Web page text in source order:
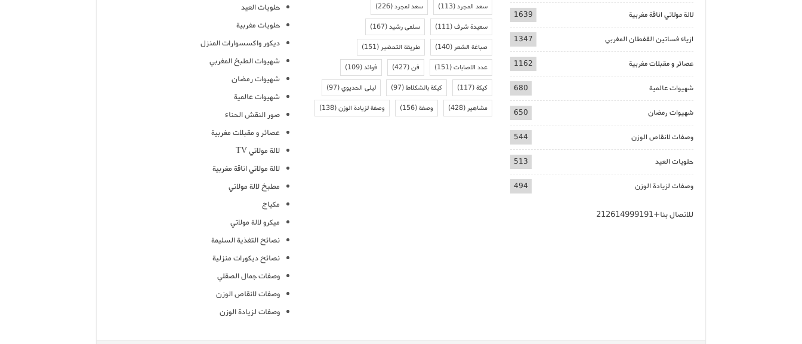
لالة مولاتي اناقة مغربية 1639
ازياء فساتين القفطان المغربي 1347
عصائر و مقبلات مغربية 1162
شهيوات عالمية 680
شهيوات رمضان 650
وصفات لانقاص الوزن 544
حلويات العيد 513
وصفات لزيادة الوزن 494
للاتصال بنا+212614999191
سعد المجرد(113) سعد لمجرد(226)
سعيدة شرف(111) سلمى رشيد(167)
صباغة الشعر(140) طريقة التحضير(151)
عدد الاصابات(151) فن(427) فوائد(109)
كيكة(117) كيكة بالشكلاط(97) ليلى الحديوي(97)
مشاهير(428) وصفة(156) وصفة لزيادة الوزن(138)
حلويات العيد
حلويات مغربية
ديكور واكسسوارات المنزل
شهيوات الطبخ المغربي
شهيوات رمضان
شهيوات عالمية
صور النقش الحناء
عصائر و مقبلات مغربية
لالة مولاتي TV
لالة مولاتي اناقة مغربية
مطبخ لالة مولاتي
مكياج
ميكرو لالة مولاتي
نصائح التغذية السليمة
نصائح ديكورات منزلية
وصفات جمال الصقلي
وصفات لانقاص الوزن
وصفات لزيادة الوزن